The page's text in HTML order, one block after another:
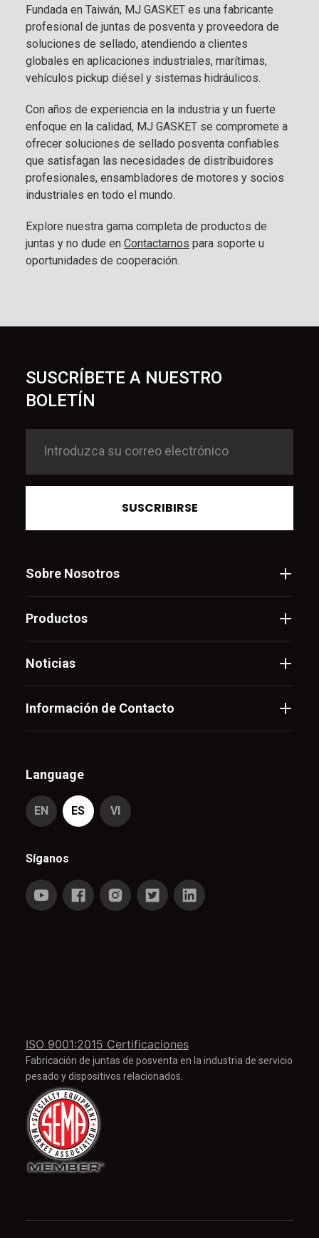
Fundada en Taiwán, MJ GASKET es una fabricante
profesional de juntas de posventa y proveedora de
soluciones de sellado, atendiendo a clientes
globales en aplicaciones industriales, marítimas,
vehículos pickup diésel y sistemas hidráulicos.
Con años de experiencia en la industria y un fuerte
enfoque en la calidad, MJ GASKET se compromete a
ofrecer soluciones de sellado posventa confiables
que satisfagan las necesidades de distribuidores
profesionales, ensambladores de motores y socios
industriales en todo el mundo.
Explore nuestra gama completa de productos de
juntas y no dude en Contactarnos para soporte u
oportunidades de cooperación.
SUSCRÍBETE A NUESTRO
BOLETÍN
SUSCRIBIRSE
Sobre Nosotros
Productos
Noticias
Información de Contacto
ISO 9001:2015 Certificaciones
Fabricación de juntas de posventa en la industria de servicio
pesado y dispositivos relacionados.
Language
EN ES VI
Síganos